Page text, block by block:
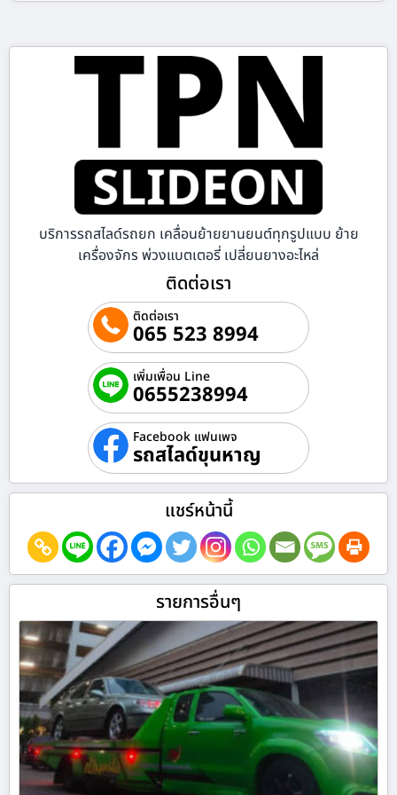
บริการรถสไลด์รถยก เคลื่อนย้ายยานยนต์ทุกรูปแบบ ย้าย
เครื่องจักร พ่วงแบตเตอรี่ เปลี่ยนยางอะไหล่
ติดต่อเรา
ติดต่อเรา
065 523 8994
เพิ่มเพื่อน Line
0655238994
Facebook แฟนเพจ
รถสไลด์ขุนหาญ
แชร์หน้านี้
รายการอื่นๆ